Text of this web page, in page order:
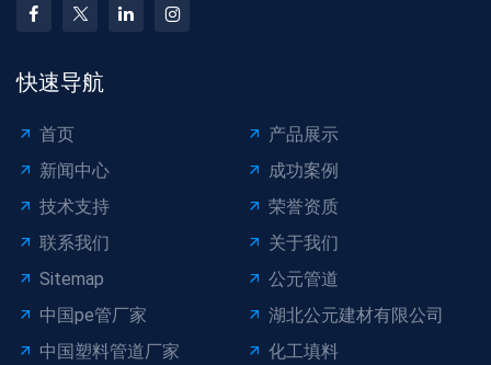
快速导航
首页
产品展示
新闻中心
成功案例
技术支持
荣誉资质
联系我们
关于我们
Sitemap
公元管道
中国pe管厂家
湖北公元建材有限公司
中国塑料管道厂家
化工填料